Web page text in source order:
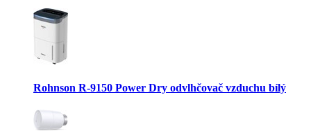
Rohnson R-9150 Power Dry odvlhčovač vzduchu bílý